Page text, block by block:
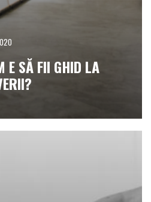
E SĂ FII GHID LA